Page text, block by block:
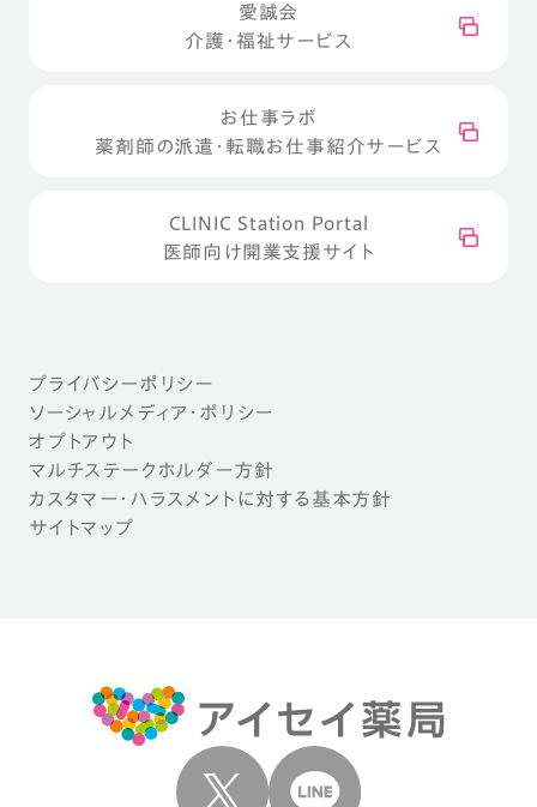
愛誠会
介護・福祉サービス
お仕事ラボ
薬剤師の派遣・転職お仕事紹介サービス
CLINIC Station Portal
医師向け開業支援サイト
プライバシーポリシー
ソーシャルメディア・ポリシー
オプトアウト
マルチステークホルダー方針
カスタマー・ハラスメントに対する基本方針
サイトマップ